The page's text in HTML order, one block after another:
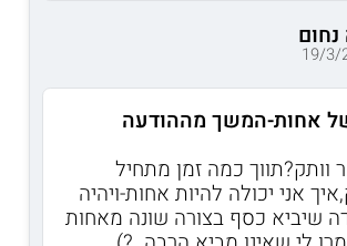
נחום
19/3/
אחות-המשך מההודעה
וותק?תווך כמה זמן מתחיל
אני יכולה להיות אחות-ויהיה
שיביא כסף בצורה שונה מאחות